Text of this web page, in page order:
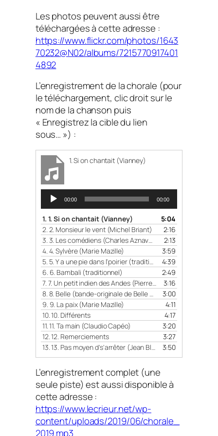
Les photos peuvent aussi être
téléchargées à cette adresse :
https://www.flickr.com/photos/1643
70232@N02/albums/7215770917401
4892
L’enregistrement de la chorale (pour
le téléchargement, clic droit sur le
nom de la chanson puis
« Enregistrez la cible du lien
sous… ») :
1. Si on chantait (Vianney)
t
e
u
r
a
u
d
o
00:00 00:00
1. 1. Si on chantait (Vianney)
5:04
2. 2. Monsieur le vent (Michel Briant)
2:16
3. 3. Les comédiens (Charles Aznavour)
2:13
4. 4. Sylvère (Marie Mazille)
3:59
5. 5. Y a une pie dans l'poirier (traditionnel)
4:39
6. 6. Bambali (traditionnel)
2:49
7. 7. Un petit indien des Andes (Pierre Chêne)
3:16
8. 8. Belle (bande-originale de Belle et Sébastien, Cécile Aubry et Daniel White)
3:00
9. 9. La paix (Marie Mazille)
4:11
10.10. Différents
4:17
11.11. Ta main (Claudio Capéo)
3:20
12.12. Remerciements
3:27
13.13. Pas moyen d's'arrêter (Jean Blanchard) 3:50
L’enregistrement complet (une
seule piste) est aussi disponible à
cette adresse :
https://www.lecrieur.net/wp-
content/uploads/2019/06/chorale_
2019.mp3